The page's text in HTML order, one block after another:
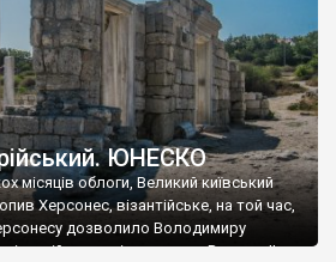
ЮНЕСКО
місяців облоги, Великий київський
Херсонес, візантійське, на той час,
дозволило Володимиру
імператору Василю ІІ, та